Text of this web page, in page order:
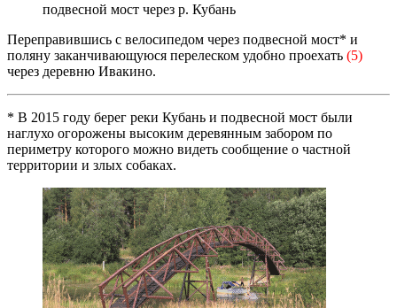
подвесной мост через р. Кубань
Переправившись с велосипедом через подвесной мост* и
поляну заканчивающуюся перелеском удобно проехать (5)
через деревню Ивакино.
* В 2015 году берег реки Кубань и подвесной мост были
наглухо огорожены высоким деревянным забором по
периметру которого можно видеть сообщение о частной
территории и злых собаках.